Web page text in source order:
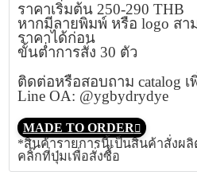
ราคาเริ่มต้น 250-290 THB
หากมีลายพิมพ์ หรือ logo สา
ราคาได้ก่อน
ขั้นต่ำการสั่ง 30 ตัว
ติดต่อหรือสอบถาม catalog เ
Line OA: @ygbydrydye
MADE TO ORDER
*สินค้ารายการนี้เป็นสินค้าสั่งผลิ
คลิ๊กที่ปุ่มเพื่อสั่งซื้อ